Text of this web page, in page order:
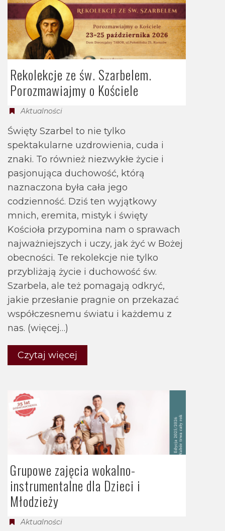
Rekolekcje ze św. Szarbelem.
Porozmawiajmy o Kościele
Aktualności
Święty Szarbel to nie tylko
spektakularne uzdrowienia, cuda i
znaki. To również niezwykłe życie i
pasjonująca duchowość, którą
naznaczona była cała jego
codzienność. Dziś ten wyjątkowy
mnich, eremita, mistyk i święty
Kościoła przypomina nam o sprawach
najważniejszych i uczy, jak żyć w Bożej
obecności. Te rekolekcje nie tylko
przybliżają życie i duchowość św.
Szarbela, ale też pomagają odkryć,
jakie przesłanie pragnie on przekazać
współczesnemu światu i każdemu z
nas. (więcej…)
Czytaj więcej
Grupowe zajęcia wokalno-
instrumentalne dla Dzieci i
Młodzieży
Aktualności